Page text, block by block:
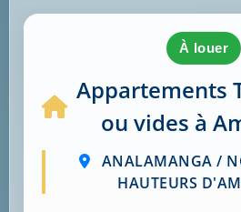
à louer
Appartements
ou vides à
ANALAMANGA /
HAUTEURS